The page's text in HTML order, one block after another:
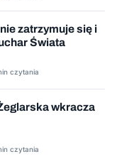
zatrzymuje się i
Świata
czytania
wkracza
czytania